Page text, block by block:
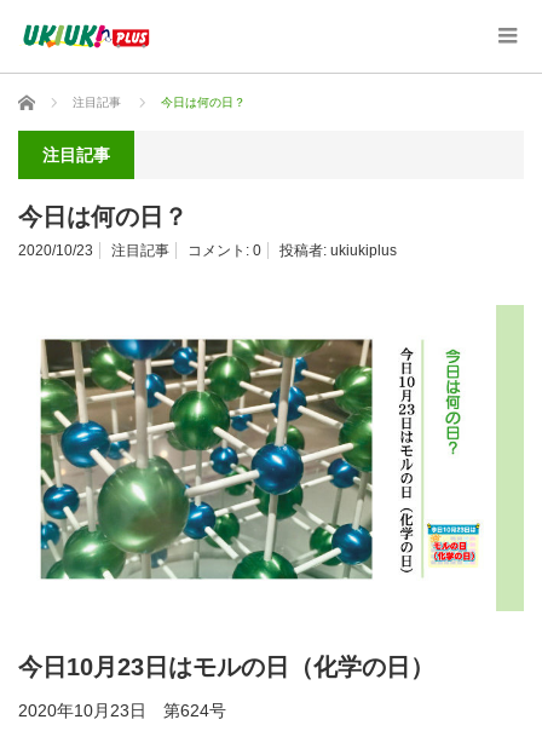
ホーム 注目記事 今日は何の日？
注目記事
今日は何の日？
2020/10/23 注目記事 コメント: 0 投稿者: ukiukiplus
今日10月23日はモルの日（化学の日）
2020年10月23日 第624号